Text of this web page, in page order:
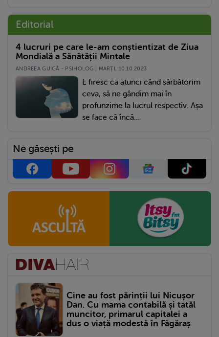
Editorial
4 lucruri pe care le-am conștientizat de Ziua
Mondială a Sănătății Mintale
ANDREEA GUICĂ - PSIHOLOG | MARŢI, 10.10.2023
E firesc ca atunci când sărbătorim
ceva, să ne gândim mai în
profunzime la lucrul respectiv. Așa
se face că încă...
Ne găsești pe
Cine au fost părinții lui Nicușor
Dan. Cu mama contabilă și tatăl
muncitor, primarul capitalei a
dus o viață modestă în Făgăraș